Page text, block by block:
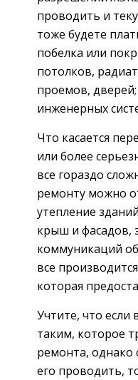
проводить и
тоже будете
побелка или
потолков,
проемов,
инженерных
Что касается
или более
все гораздо
ремонту можно
утепление
крыш и фасадов,
коммуникаций
все
которая
Учтите, что если
таким, которое
ремонта, однако
его проводить,